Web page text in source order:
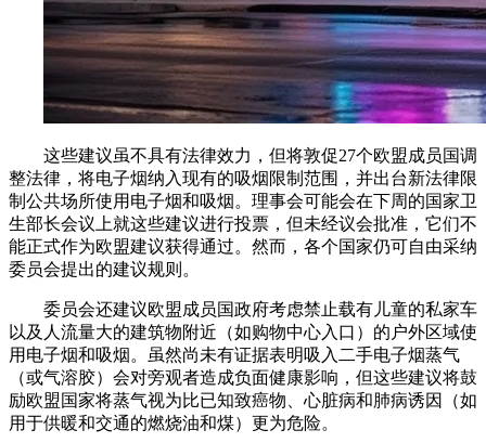
这些建议虽不具有法律效力，但将敦促27个欧盟成员国调
整法律，将电子烟纳入现有的吸烟限制范围，并出台新法律限
制公共场所使用电子烟和吸烟。理事会可能会在下周的国家卫
生部长会议上就这些建议进行投票，但未经议会批准，它们不
能正式作为欧盟建议获得通过。然而，各个国家仍可自由采纳
委员会提出的建议规则。
委员会还建议欧盟成员国政府考虑禁止载有儿童的私家车
以及人流量大的建筑物附近（如购物中心入口）的户外区域使
用电子烟和吸烟。虽然尚未有证据表明吸入二手电子烟蒸气
（或气溶胶）会对旁观者造成负面健康影响，但这些建议将鼓
励欧盟国家将蒸气视为比已知致癌物、心脏病和肺病诱因（如
用于供暖和交通的燃烧油和煤）更为危险。